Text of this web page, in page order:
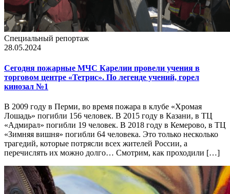
Специальный репортаж
28.05.2024
Сегодня пожарные МЧС Карелии провели учения в
торговом центре «Тетрис». По легенде учений, горел
кинозал №1
В 2009 году в Перми, во время пожара в клубе «Хромая
Лошадь» погибли 156 человек. В 2015 году в Казани, в ТЦ
«Адмирал» погибли 19 человек. В 2018 году в Кемерово, в ТЦ
«Зимняя вишня» погибли 64 человека. Это только несколько
трагедий, которые потрясли всех жителей России, а
перечислять их можно долго… Смотрим, как проходили […]